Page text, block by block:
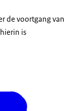
de voortgang van
is